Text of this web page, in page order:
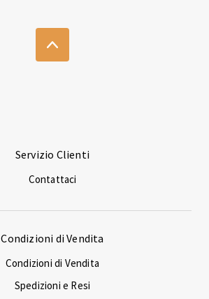
Servizio Clienti
Contattaci
Condizioni di Vendita
Condizioni di Vendita
Spedizioni e Resi